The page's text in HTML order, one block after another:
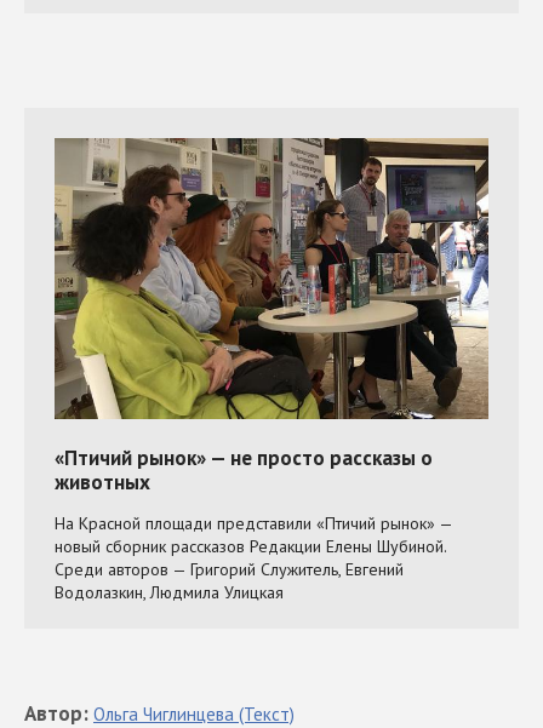
Автор: Ольга Чиглинцева (Текст)